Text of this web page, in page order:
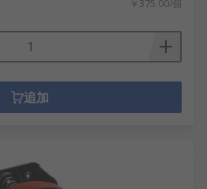
￥375.00/個
追加